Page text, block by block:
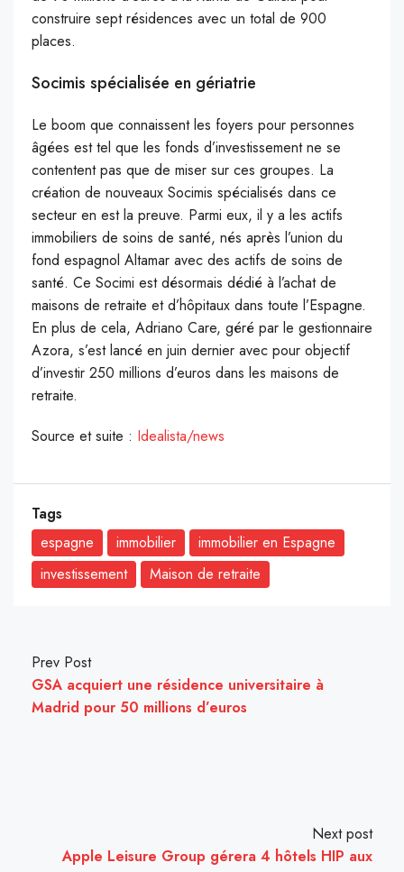
construire sept résidences avec un total de 900
places.
Socimis spécialisée en gériatrie
Le boom que connaissent les foyers pour personnes
âgées est tel que les fonds d’investissement ne se
contentent pas que de miser sur ces groupes. La
création de nouveaux Socimis spécialisés dans ce
secteur en est la preuve. Parmi eux, il y a les actifs
immobiliers de soins de santé, nés après l’union du
fond espagnol Altamar avec des actifs de soins de
santé. Ce Socimi est désormais dédié à l’achat de
maisons de retraite et d’hôpitaux dans toute l’Espagne.
En plus de cela, Adriano Care, géré par le gestionnaire
Azora, s’est lancé en juin dernier avec pour objectif
d’investir 250 millions d’euros dans les maisons de
retraite.
Source et suite : Idealista/news
Tags
espagne
immobilier
immobilier en Espagne
investissement
Maison de retraite
Prev Post
GSA acquiert une résidence universitaire à
Madrid pour 50 millions d’euros
Next post
Apple Leisure Group gérera 4 hôtels HIP aux